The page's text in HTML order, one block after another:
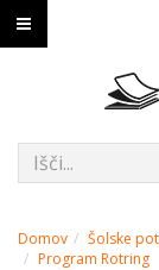
Domov Šolske
Program Rotring